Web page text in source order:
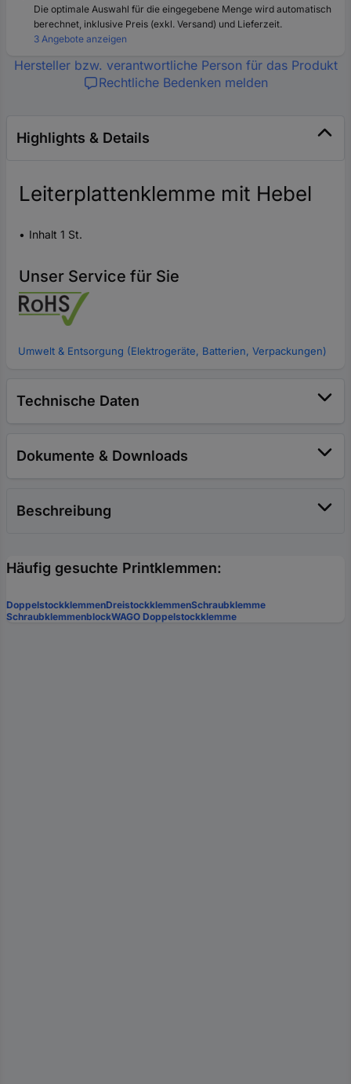
Die optimale Auswahl für die eingegebene Menge wird automatisch
berechnet, inklusive Preis (exkl. Versand) und Lieferzeit.
3 Angebote anzeigen
Hersteller bzw. verantwortliche Person für das Produkt
Rechtliche Bedenken melden
Highlights & Details
Leiterplattenklemme mit Hebel
Inhalt 1 St.
Unser Service für Sie
Umwelt & Entsorgung (Elektrogeräte, Batterien, Verpackungen)
Technische Daten
Dokumente & Downloads
Beschreibung
Häufig gesuchte Printklemmen:
DoppelstockklemmenDreistockklemmenSchraubklemme
SchraubklemmenblockWAGO Doppelstockklemme